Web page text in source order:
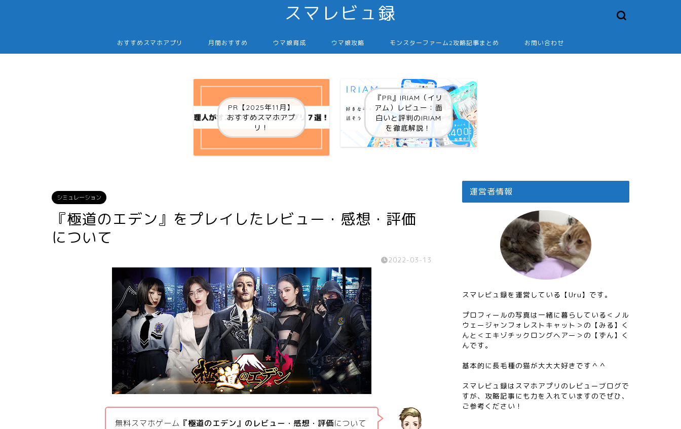
スマレビュ録
おすすめスマホアプリ 月間おすすめ ウマ娘育成 ウマ娘攻略 モンスターファーム2攻略記事まとめ お問い合わせ
PR【2025年11月】
おすすめスマホアプ
リ！
『PR』IRIAM（イリ
アム）レビュー：面
白いと評判のIRIAM
を徹底解説！
シミュレーション
『極道のエデン』をプレイしたレビュー・感想・評価
について
2022-03-13
無料スマホゲーム 『極道のエデン』のレビュー・感想・評価について
運営者情報
スマレビュ録を運営している【Uru】です。
プロフィールの写真は一緒に暮らしている＜ノル
ウェージャンフォレストキャット＞の【みる】く
んと＜エキゾチックロングヘアー＞の【ずん】く
んです。
基本的に長毛種の猫が大大大好きです＾＾
スマレビュ録はスマホアプリのレビューブログで
すが、攻略記事にも力を入れていますのでぜひ、
ご参考ください！